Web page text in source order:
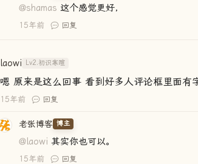
@shamas 这个感觉更好，
15年前 回复
laowi Lv2.初识寒暄
嗯 原来是这么回事 看到好多人评论框里面有
15年前 回复
老张博客 博主
@laowi 其实你也可以。
15年前 回复